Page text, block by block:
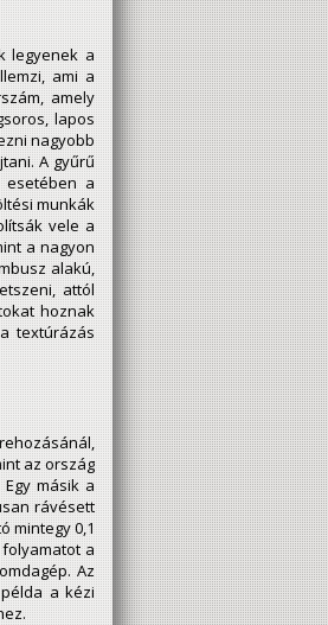
legyenek a
ami a
amely
lapos
nagyobb
A gyűrű
esetében a
munkák
vele a
a nagyon
alakú,
attól
hoznak
textúrázás
az ország
másik a
rávésett
mintegy 0,1
a
Az
a kézi